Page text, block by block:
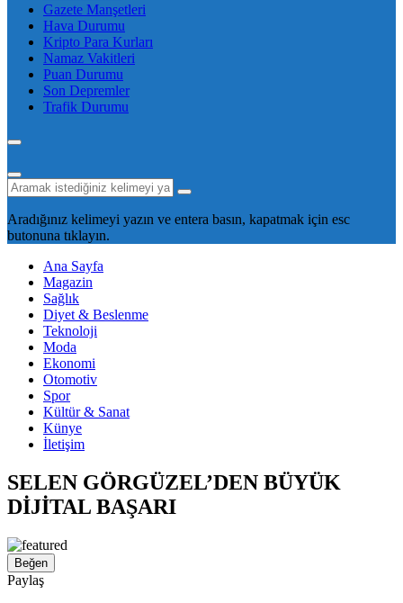
Gazete Manşetleri
Hava Durumu
Kripto Para Kurları
Namaz Vakitleri
Puan Durumu
Son Depremler
Trafik Durumu
Aradığınız kelimeyi yazın ve entera basın, kapatmak için esc
butonuna tıklayın.
Ana Sayfa
Magazin
Sağlık
Diyet & Beslenme
Teknoloji
Moda
Ekonomi
Otomotiv
Spor
Kültür & Sanat
Künye
İletişim
SELEN GÖRGÜZEL’DEN BÜYÜK
DİJİTAL BAŞARI
Beğen
Paylaş